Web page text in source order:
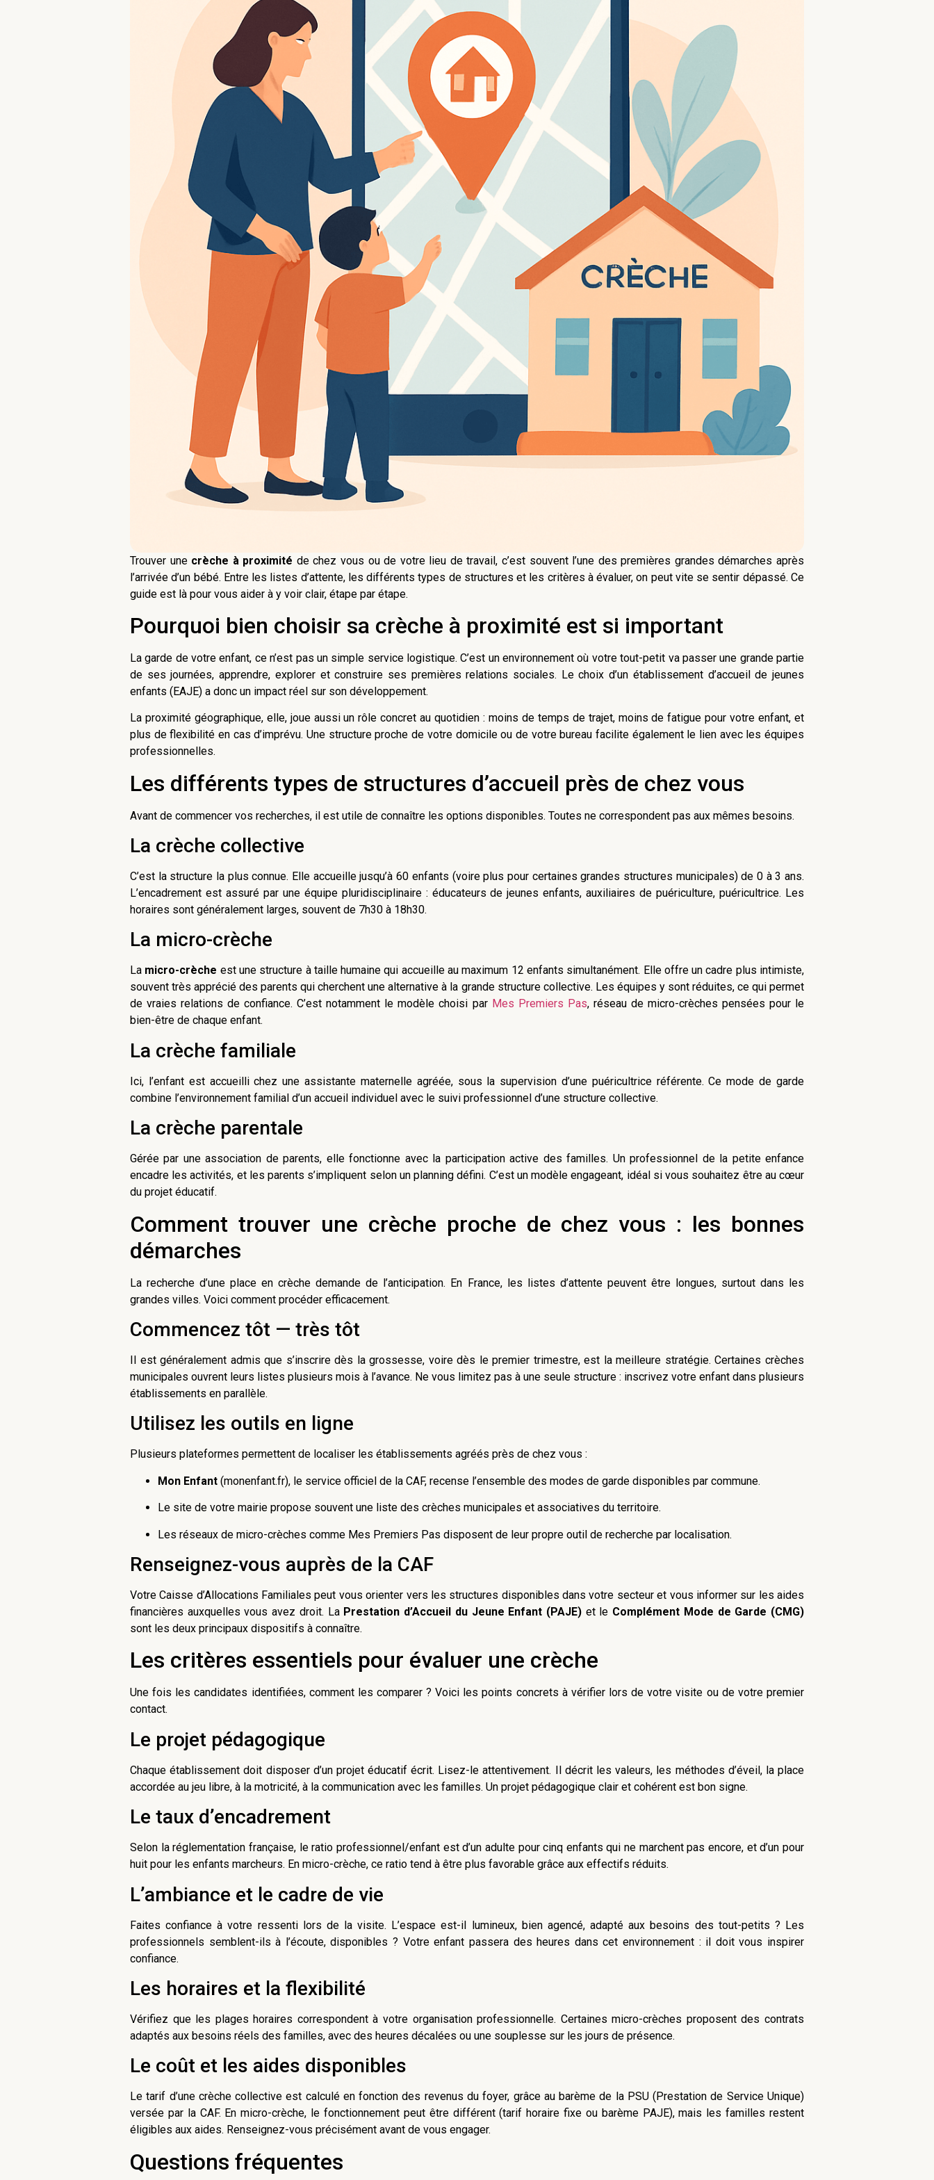
Trouver une crèche à proximité de chez vous ou de votre lieu de travail, c’est souvent l’une des premières grandes démarches après
l’arrivée d’un bébé. Entre les listes d’attente, les différents types de structures et les critères à évaluer, on peut vite se sentir dépassé. Ce
guide est là pour vous aider à y voir clair, étape par étape.
Pourquoi bien choisir sa crèche à proximité est si important
La garde de votre enfant, ce n’est pas un simple service logistique. C’est un environnement où votre tout-petit va passer une grande partie
de ses journées, apprendre, explorer et construire ses premières relations sociales. Le choix d’un établissement d’accueil de jeunes
enfants (EAJE) a donc un impact réel sur son développement.
La proximité géographique, elle, joue aussi un rôle concret au quotidien : moins de temps de trajet, moins de fatigue pour votre enfant, et
plus de flexibilité en cas d’imprévu. Une structure proche de votre domicile ou de votre bureau facilite également le lien avec les équipes
professionnelles.
Les différents types de structures d’accueil près de chez vous
Avant de commencer vos recherches, il est utile de connaître les options disponibles. Toutes ne correspondent pas aux mêmes besoins.
La crèche collective
C’est la structure la plus connue. Elle accueille jusqu’à 60 enfants (voire plus pour certaines grandes structures municipales) de 0 à 3 ans.
L’encadrement est assuré par une équipe pluridisciplinaire : éducateurs de jeunes enfants, auxiliaires de puériculture, puéricultrice. Les
horaires sont généralement larges, souvent de 7h30 à 18h30.
La micro-crèche
La micro-crèche est une structure à taille humaine qui accueille au maximum 12 enfants simultanément. Elle offre un cadre plus intimiste,
souvent très apprécié des parents qui cherchent une alternative à la grande structure collective. Les équipes y sont réduites, ce qui permet
de vraies relations de confiance. C’est notamment le modèle choisi par Mes Premiers Pas, réseau de micro-crèches pensées pour le
bien-être de chaque enfant.
La crèche familiale
Ici, l’enfant est accueilli chez une assistante maternelle agréée, sous la supervision d’une puéricultrice référente. Ce mode de garde
combine l’environnement familial d’un accueil individuel avec le suivi professionnel d’une structure collective.
La crèche parentale
Gérée par une association de parents, elle fonctionne avec la participation active des familles. Un professionnel de la petite enfance
encadre les activités, et les parents s’impliquent selon un planning défini. C’est un modèle engageant, idéal si vous souhaitez être au cœur
du projet éducatif.
Comment trouver une crèche proche de chez vous : les bonnes
démarches
La recherche d’une place en crèche demande de l’anticipation. En France, les listes d’attente peuvent être longues, surtout dans les
grandes villes. Voici comment procéder efficacement.
Commencez tôt — très tôt
Il est généralement admis que s’inscrire dès la grossesse, voire dès le premier trimestre, est la meilleure stratégie. Certaines crèches
municipales ouvrent leurs listes plusieurs mois à l’avance. Ne vous limitez pas à une seule structure : inscrivez votre enfant dans plusieurs
établissements en parallèle.
Utilisez les outils en ligne
Plusieurs plateformes permettent de localiser les établissements agréés près de chez vous :
Mon Enfant (monenfant.fr), le service officiel de la CAF, recense l’ensemble des modes de garde disponibles par commune.
Le site de votre mairie propose souvent une liste des crèches municipales et associatives du territoire.
Les réseaux de micro-crèches comme Mes Premiers Pas disposent de leur propre outil de recherche par localisation.
Renseignez-vous auprès de la CAF
Votre Caisse d’Allocations Familiales peut vous orienter vers les structures disponibles dans votre secteur et vous informer sur les aides
financières auxquelles vous avez droit. La Prestation d’Accueil du Jeune Enfant (PAJE)et le Complément Mode de Garde (CMG)
sont les deux principaux dispositifs à connaître.
Les critères essentiels pour évaluer une crèche
Une fois les candidates identifiées, comment les comparer ? Voici les points concrets à vérifier lors de votre visite ou de votre premier
contact.
Le projet pédagogique
Chaque établissement doit disposer d’un projet éducatif écrit. Lisez-le attentivement. Il décrit les valeurs, les méthodes d’éveil, la place
accordée au jeu libre, à la motricité, à la communication avec les familles. Un projet pédagogique clair et cohérent est bon signe.
Le taux d’encadrement
Selon la réglementation française, le ratio professionnel/enfant est d’un adulte pour cinq enfants qui ne marchent pas encore, et d’un pour
huit pour les enfants marcheurs. En micro-crèche, ce ratio tend à être plus favorable grâce aux effectifs réduits.
L’ambiance et le cadre de vie
Faites confiance à votre ressenti lors de la visite. L’espace est-il lumineux, bien agencé, adapté aux besoins des tout-petits ? Les
professionnels semblent-ils à l’écoute, disponibles ? Votre enfant passera des heures dans cet environnement : il doit vous inspirer
confiance.
Les horaires et la flexibilité
Vérifiez que les plages horaires correspondent à votre organisation professionnelle. Certaines micro-crèches proposent des contrats
adaptés aux besoins réels des familles, avec des heures décalées ou une souplesse sur les jours de présence.
Le coût et les aides disponibles
Le tarif d’une crèche collective est calculé en fonction des revenus du foyer, grâce au barème de la PSU (Prestation de Service Unique)
versée par la CAF. En micro-crèche, le fonctionnement peut être différent (tarif horaire fixe ou barème PAJE), mais les familles restent
éligibles aux aides. Renseignez-vous précisément avant de vous engager.
Questions fréquentes